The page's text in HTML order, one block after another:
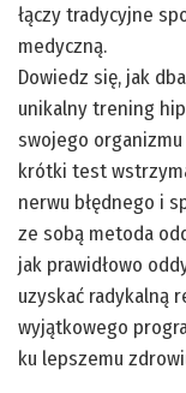
łączy tradycyjne
medyczną.
Dowiedz się, jak
unikalny trening
swojego
krótki test
nerwu błędnego i
ze sobą metoda
jak prawidłowo
uzyskać radykalną
wyjątkowego
ku lepszemu